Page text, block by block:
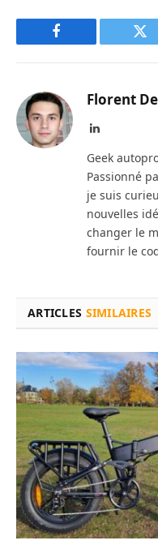
Facebook
Florent
LinkedIn
Geek
Passionné
je suis
nouvelles
changer le
fournir le
ARTICLES SIMILAIRES